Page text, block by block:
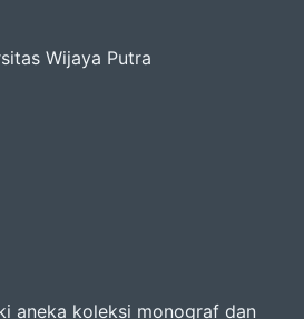
Wijaya Putra
aneka koleksi monograf dan